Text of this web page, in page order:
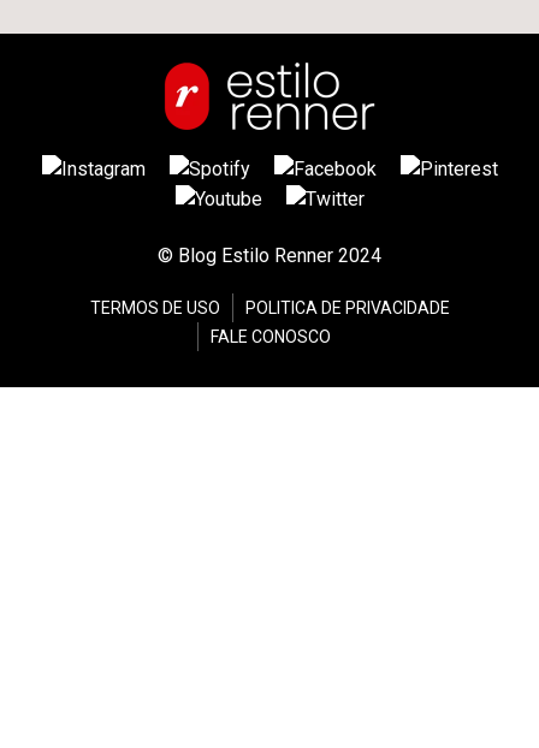
© Blog Estilo Renner 2024
TERMOS DE USO
POLITICA DE PRIVACIDADE
FALE CONOSCO